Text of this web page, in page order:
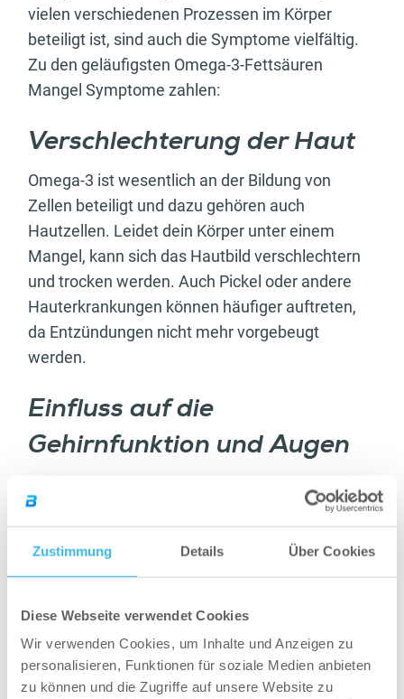
Zustimmung Details Über Cookies
Diese Webseite verwendet Cookies
Wir verwenden Cookies, um Inhalte und Anzeigen zu
personalisieren, Funktionen für soziale Medien anbieten
zu können und die Zugriffe auf unsere Website zu
vielen verschiedenen Prozessen im Körper
beteiligt ist, sind auch die Symptome vielfältig.
Zu den geläufigsten Omega-3-Fettsäuren
Mangel Symptome zahlen:
Verschlechterung der Haut
Omega-3 ist wesentlich an der Bildung von
Zellen beteiligt und dazu gehören auch
Hautzellen. Leidet dein Körper unter einem
Mangel, kann sich das Hautbild verschlechtern
und trocken werden. Auch Pickel oder andere
Hauterkrankungen können häufiger auftreten,
da Entzündungen nicht mehr vorgebeugt
werden.
Einfluss auf die
Gehirnfunktion und Augen
bestehen zu einem großen Teil aus DHA. Ein
führen und macht sich im Anfangsstadium durch
Unaufmerksamkeit bemerkbar. Zudem haben
Fettsäuren auch Einfluss auf unsere mentale
Gesundheit. So neigen Menschen mit Omega-3
Mangel häufiger zu Depressionen oder